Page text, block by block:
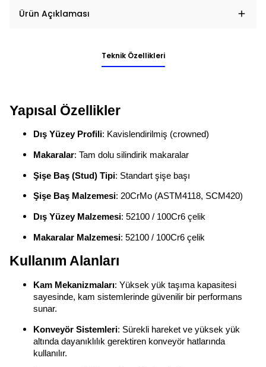
Ürün Açıklaması
Teknik Özellikleri
Yapısal Özellikler
Dış Yüzey Profili: Kavislendirilmiş (crowned)
Makaralar: Tam dolu silindirik makaralar
Şişe Baş (Stud) Tipi: Standart şişe başı
Şişe Baş Malzemesi: 20CrMo (ASTM4118, SCM420)
Dış Yüzey Malzemesi: 52100 / 100Cr6 çelik
Makaralar Malzemesi: 52100 / 100Cr6 çelik
Kullanım Alanları
Kam Mekanizmaları: Yüksek yük taşıma kapasitesi
sayesinde, kam sistemlerinde güvenilir bir performans
sunar.
Konveyör Sistemleri: Sürekli hareket ve yüksek yük
altında dayanıklılık gerektiren konveyör hatlarında
kullanılır.